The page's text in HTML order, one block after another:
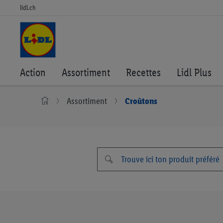
lidl.ch
Action Assortiment Recettes Lidl Plus
Assortiment Croûtons